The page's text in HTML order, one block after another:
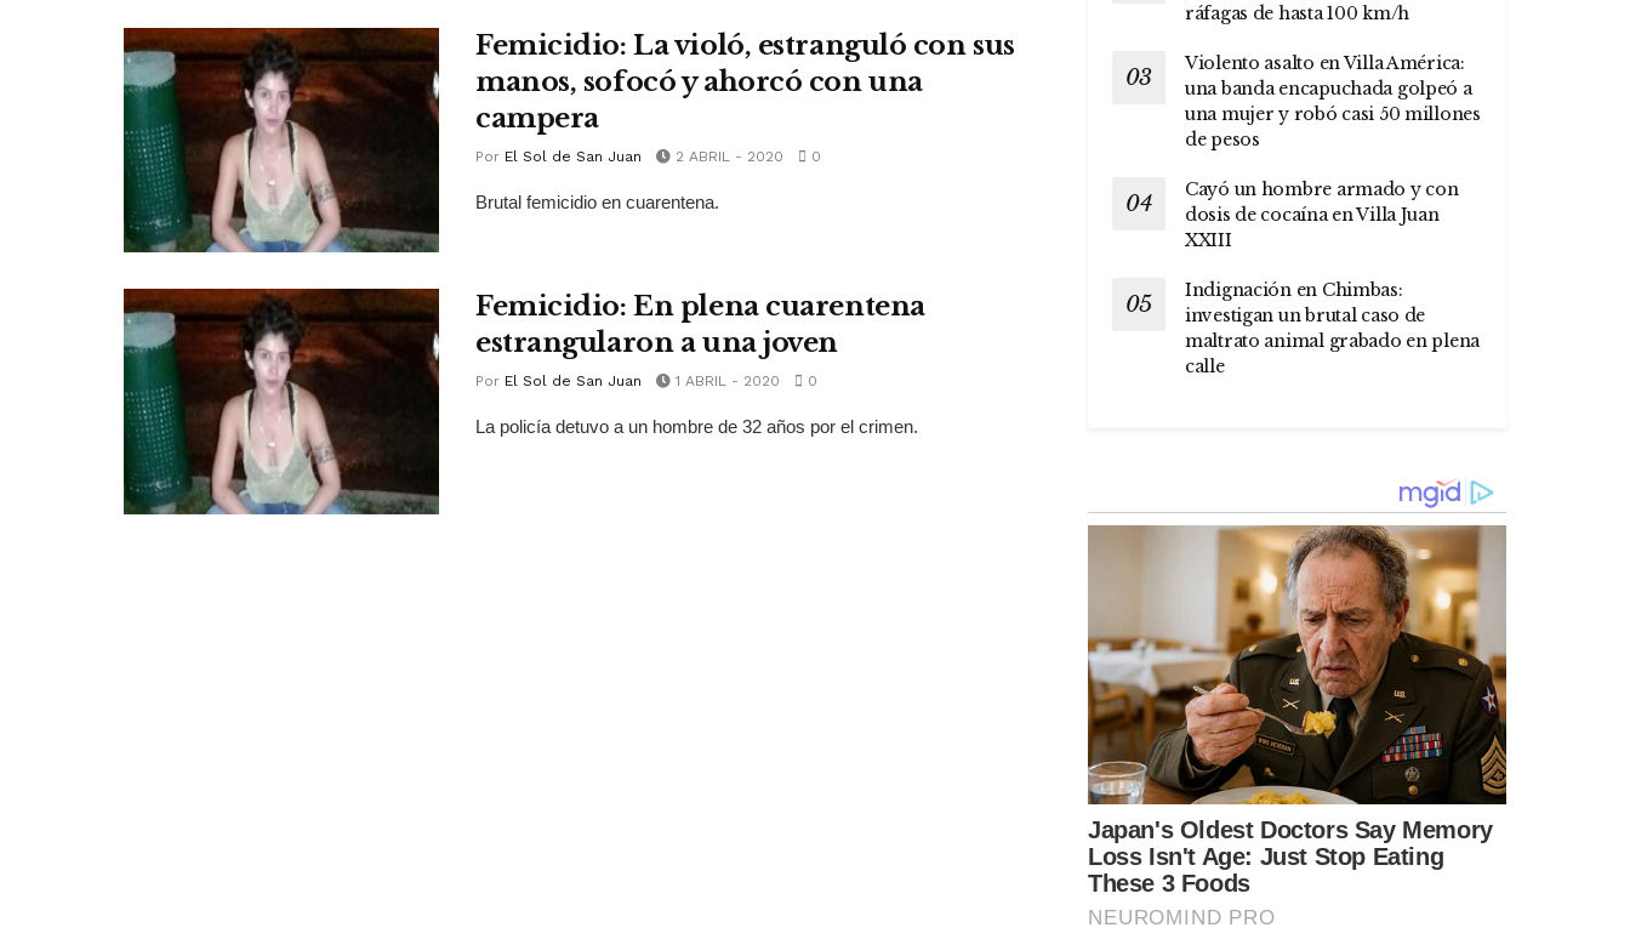
Femicidio: La violó, estranguló con sus
manos, sofocó y ahorcó con una
campera
Por El Sol de San Juan 2 ABRIL - 2020 0
Brutal femicidio en cuarentena.
Femicidio: En plena cuarentena
estrangularon a una joven
Por El Sol de San Juan 1 ABRIL - 2020 0
La policía detuvo a un hombre de 32 años por el crimen.
ráfagas de hasta 100 km/h
Violento asalto en Villa América:
una banda encapuchada golpeó a
una mujer y robó casi 50 millones
de pesos
Cayó un hombre armado y con
dosis de cocaína en Villa Juan
XXIII
Indignación en Chimbas:
investigan un brutal caso de
maltrato animal grabado en plena
calle